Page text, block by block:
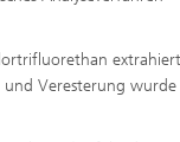
und Veresterung wurde